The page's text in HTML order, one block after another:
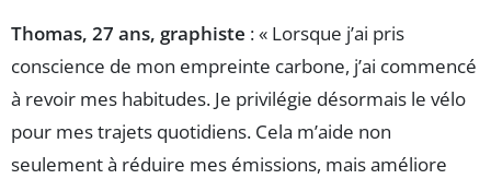
Thomas, 27 ans, graphiste : « Lorsque j’ai pris
conscience de mon empreinte carbone, j’ai commencé
à revoir mes habitudes. Je privilégie désormais le vélo
pour mes trajets quotidiens. Cela m’aide non
seulement à réduire mes émissions, mais améliore